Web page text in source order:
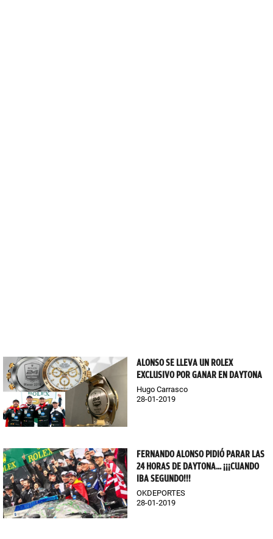
ALONSO SE LLEVA UN ROLEX
EXCLUSIVO POR GANAR EN DAYTONA
Hugo Carrasco
28-01-2019
FERNANDO ALONSO PIDIÓ PARAR LAS
24 HORAS DE DAYTONA... ¡¡¡CUANDO
IBA SEGUNDO!!!
OKDEPORTES
28-01-2019